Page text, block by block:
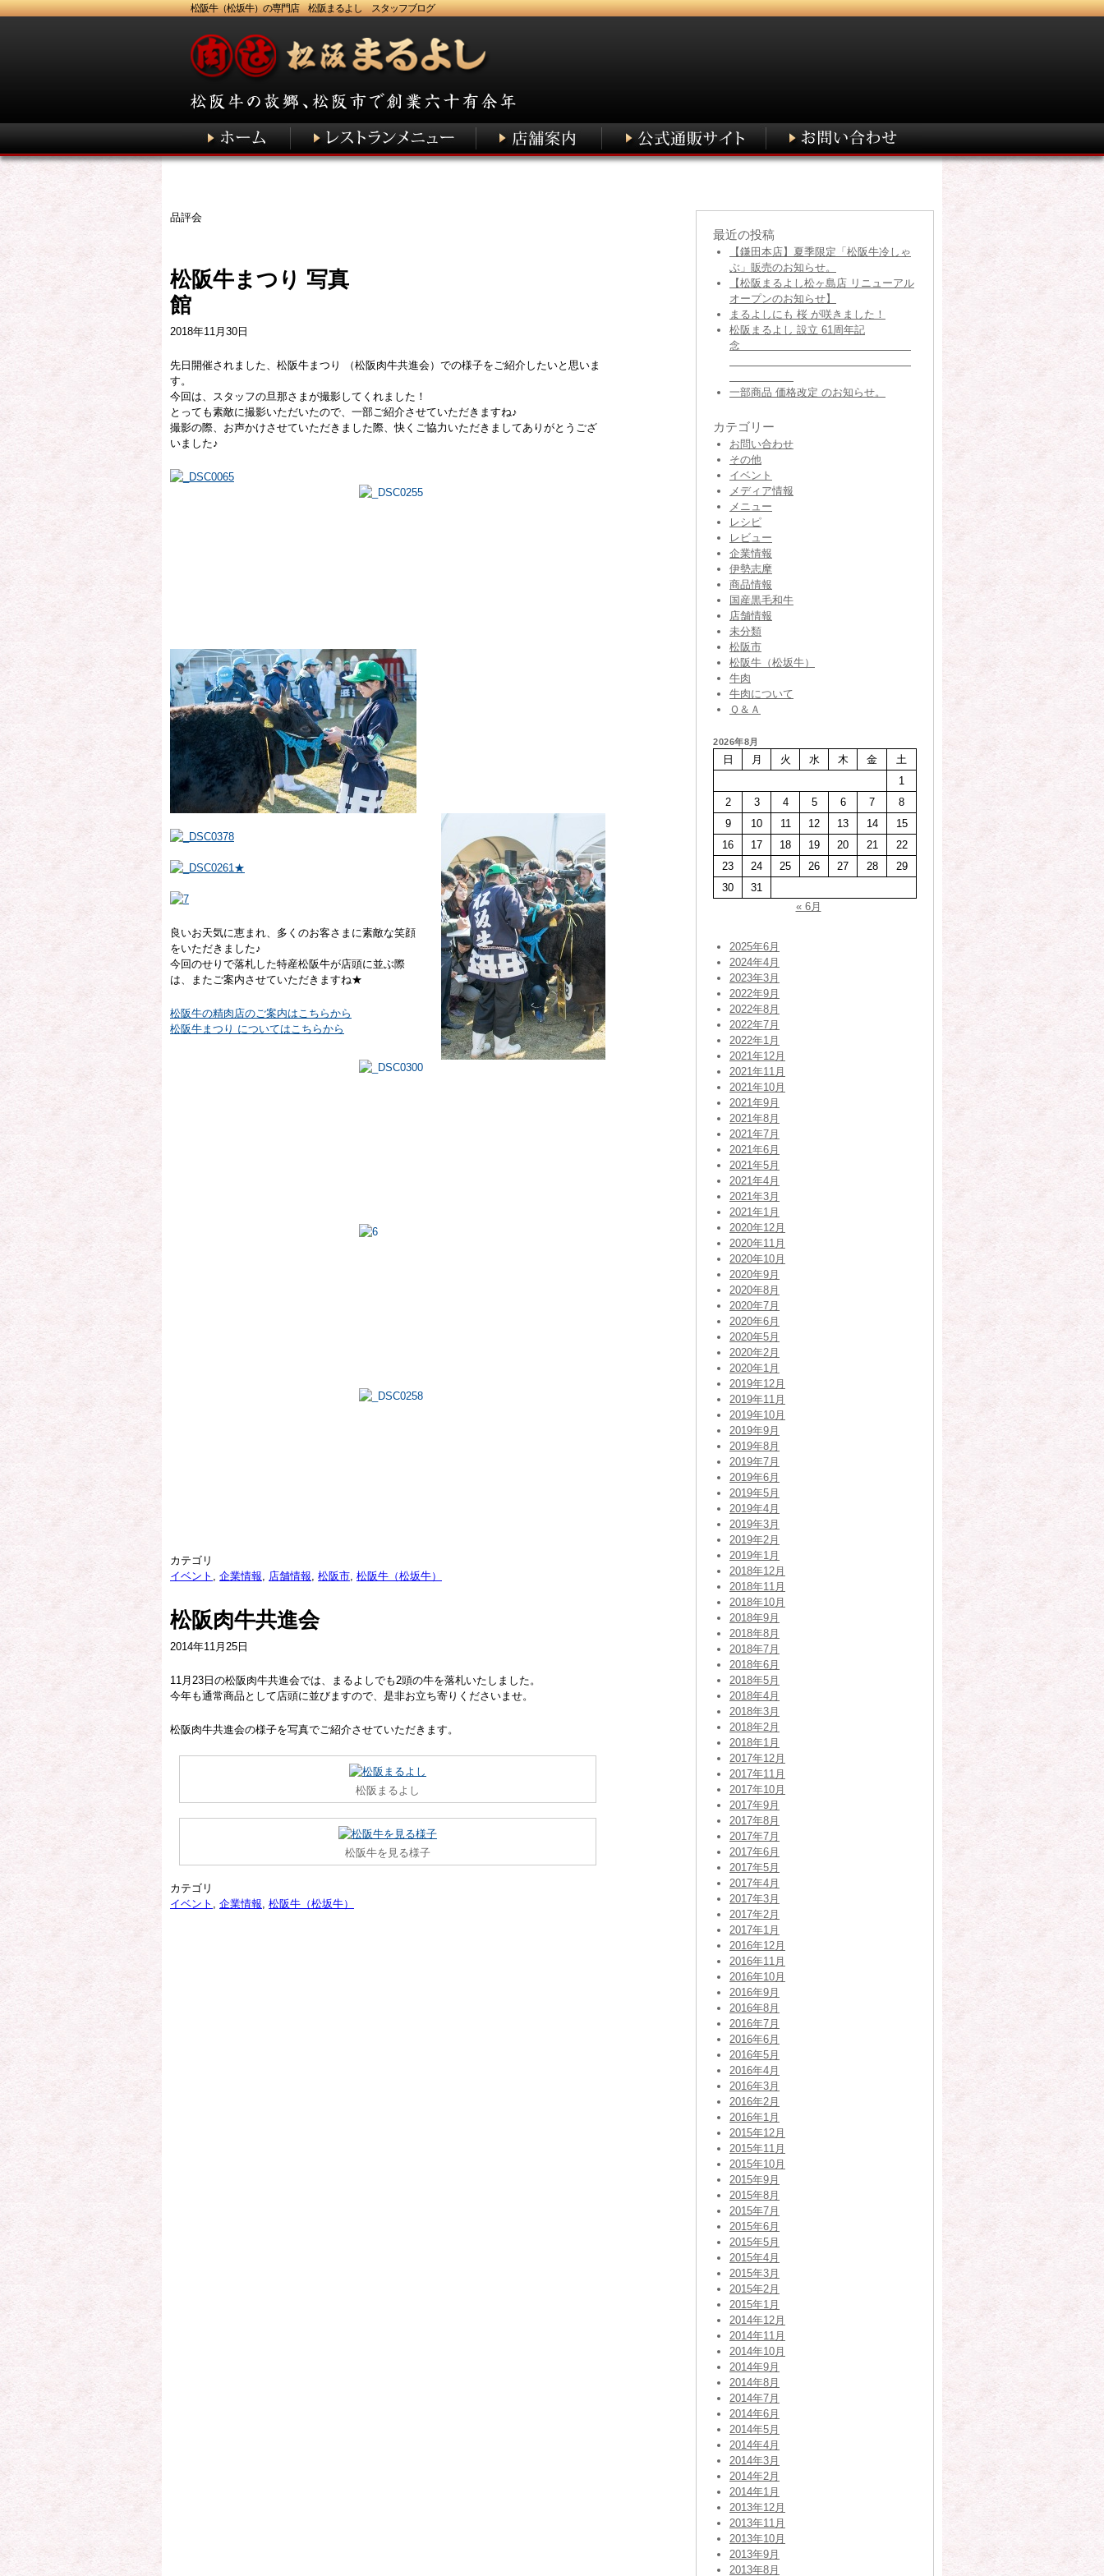
松阪牛（松坂牛）の専門店 松阪まるよし スタッフブログ
品評会
松阪牛まつり 写真
館
2018年11月30日
先日開催されました、松阪牛まつり （松阪肉牛共進会）での様子をご紹介したいと思いま
す。
今回は、スタッフの旦那さまが撮影してくれました！
とっても素敵に撮影いただいたので、一部ご紹介させていただきますね♪
撮影の際、お声かけさせていただきました際、快くご協力いただきましてありがとうござ
いました♪
良いお天気に恵まれ、多くのお客さまに素敵な笑顔
をいただきました♪
今回のせりで落札した特産松阪牛が店頭に並ぶ際
は、またご案内させていただきますね★
松阪牛の精肉店のご案内はこちらから
松阪牛まつり についてはこちらから
カテゴリ
イベント , 企業情報, 店舗情報, 松阪市, 松阪牛（松坂牛）
松阪肉牛共進会
2014年11月25日
11月23日の松阪肉牛共進会では、まるよしでも2頭の牛を落札いたしました。
今年も通常商品として店頭に並びますので、是非お立ち寄りくださいませ。
松阪肉牛共進会の様子を写真でご紹介させていただきます。
松阪まるよし
松阪牛を見る様子
カテゴリ
イベント , 企業情報, 松阪牛（松坂牛）
最近の投稿
【鎌田本店】夏季限定「松阪牛冷しゃ
ぶ」販売のお知らせ。
【松阪まるよし松ヶ島店 リニューアル
オープンのお知らせ】
まるよしにも 桜 が咲きました！
松阪まるよし 設立 61周年記
念
一部商品 価格改定 のお知らせ。
カテゴリー
お問い合わせ
その他
イベント
メディア情報
メニュー
レシピ
レビュー
企業情報
伊勢志摩
商品情報
国産黒毛和牛
店舗情報
未分類
松阪市
松阪牛（松坂牛）
牛肉
牛肉について
Ｑ＆Ａ
2026年8月
日 月 火 水 木 金
土
1
2
3 4 5 6 7
8
9
10 11 12 13 14
15
16
17 18 19 20 21
22
23
24 25 26 27 28
29
30
31
« 6月
2025年6月
2024年4月
2023年3月
2022年9月
2022年8月
2022年7月
2022年1月
2021年12月
2021年11月
2021年10月
2021年9月
2021年8月
2021年7月
2021年6月
2021年5月
2021年4月
2021年3月
2021年1月
2020年12月
2020年11月
2020年10月
2020年9月
2020年8月
2020年7月
2020年6月
2020年5月
2020年2月
2020年1月
2019年12月
2019年11月
2019年10月
2019年9月
2019年8月
2019年7月
2019年6月
2019年5月
2019年4月
2019年3月
2019年2月
2019年1月
2018年12月
2018年11月
2018年10月
2018年9月
2018年8月
2018年7月
2018年6月
2018年5月
2018年4月
2018年3月
2018年2月
2018年1月
2017年12月
2017年11月
2017年10月
2017年9月
2017年8月
2017年7月
2017年6月
2017年5月
2017年4月
2017年3月
2017年2月
2017年1月
2016年12月
2016年11月
2016年10月
2016年9月
2016年8月
2016年7月
2016年6月
2016年5月
2016年4月
2016年3月
2016年2月
2016年1月
2015年12月
2015年11月
2015年10月
2015年9月
2015年8月
2015年7月
2015年6月
2015年5月
2015年4月
2015年3月
2015年2月
2015年1月
2014年12月
2014年11月
2014年10月
2014年9月
2014年8月
2014年7月
2014年6月
2014年5月
2014年4月
2014年3月
2014年2月
2014年1月
2013年12月
2013年11月
2013年10月
2013年9月
2013年8月